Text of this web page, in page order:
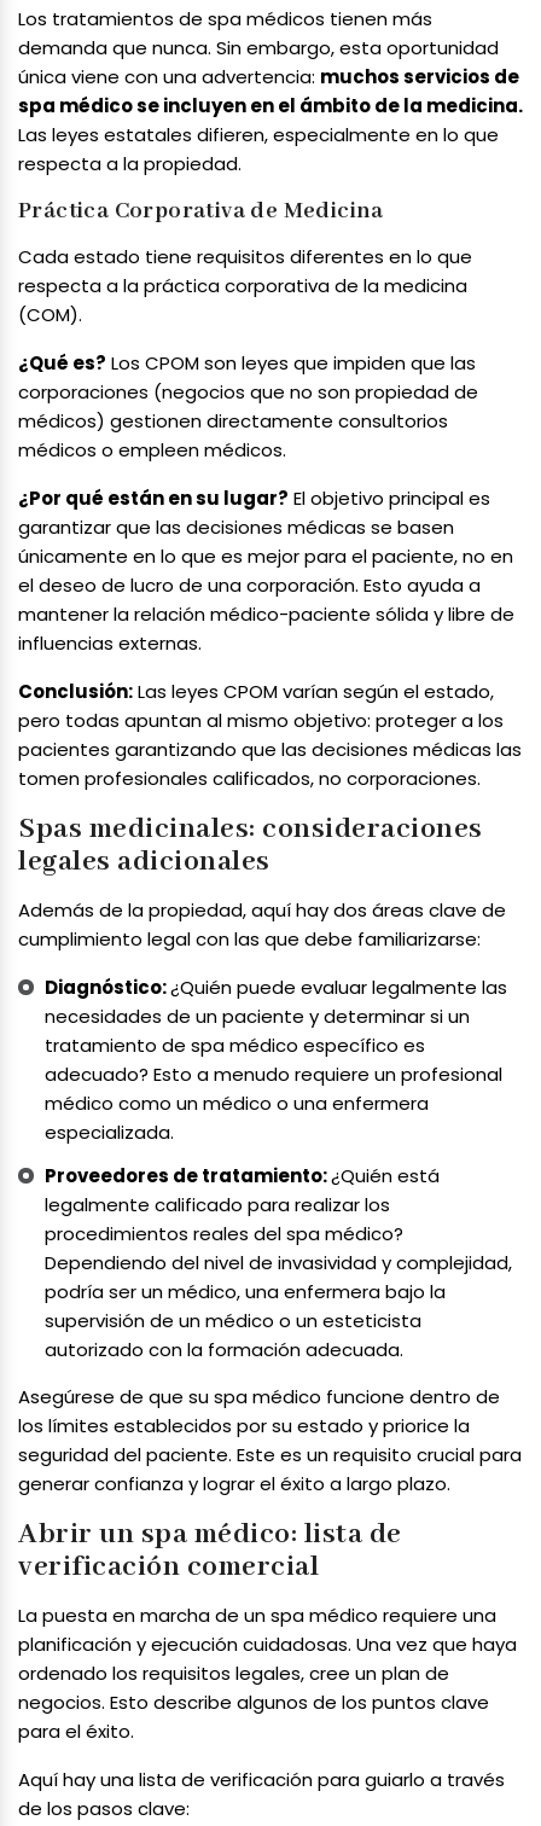
Los tratamientos de spa médicos tienen más
demanda que nunca. Sin embargo, esta oportunidad
única viene con una advertencia: muchos servicios de
spa médico se incluyen en el ámbito de la medicina.
Las leyes estatales difieren, especialmente en lo que
respecta a la propiedad.
Práctica Corporativa de Medicina
Cada estado tiene requisitos diferentes en lo que
respecta a la práctica corporativa de la medicina
(COM).
¿Qué es? Los CPOM son leyes que impiden que las
corporaciones (negocios que no son propiedad de
médicos) gestionen directamente consultorios
médicos o empleen médicos.
¿Por qué están en su lugar? El objetivo principal es
garantizar que las decisiones médicas se basen
únicamente en lo que es mejor para el paciente, no en
el deseo de lucro de una corporación. Esto ayuda a
mantener la relación médico-paciente sólida y libre de
influencias externas.
Conclusión:Las leyes CPOM varían según el estado,
pero todas apuntan al mismo objetivo: proteger a los
pacientes garantizando que las decisiones médicas las
tomen profesionales calificados, no corporaciones.
Spas medicinales: consideraciones
legales adicionales
Además de la propiedad, aquí hay dos áreas clave de
cumplimiento legal con las que debe familiarizarse:
Diagnóstico:¿Quién puede evaluar legalmente las
necesidades de un paciente y determinar si un
tratamiento de spa médico específico es
adecuado? Esto a menudo requiere un profesional
médico como un médico o una enfermera
especializada.
Proveedores de tratamiento:¿Quién está
legalmente calificado para realizar los
procedimientos reales del spa médico?
Dependiendo del nivel de invasividad y complejidad,
podría ser un médico, una enfermera bajo la
supervisión de un médico o un esteticista
autorizado con la formación adecuada.
Asegúrese de que su spa médico funcione dentro de
los límites establecidos por su estado y priorice la
seguridad del paciente. Este es un requisito crucial para
generar confianza y lograr el éxito a largo plazo.
Abrir un spa médico: lista de
verificación comercial
La puesta en marcha de un spa médico requiere una
planificación y ejecución cuidadosas. Una vez que haya
ordenado los requisitos legales, cree un plan de
negocios. Esto describe algunos de los puntos clave
para el éxito.
Aquí hay una lista de verificación para guiarlo a través
de los pasos clave: